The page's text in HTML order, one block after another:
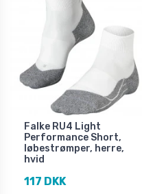
Falke RU4 Light
Performance Short,
løbestrømper, herre,
hvid
117 DKK